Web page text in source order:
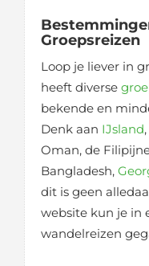
Groepsreizen
Loop je liever in
heeft diverse
bekende en
Denk aan IJsland,
Oman, de
Bangladesh,
dit is geen
website kun je in
wandelreizen